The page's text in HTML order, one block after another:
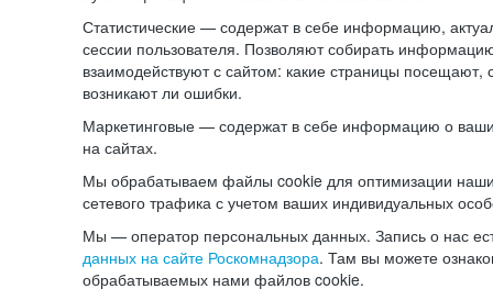
Статистические — содержат в себе информацию,
сессии пользователя. Позволяют собирать
взаимодействуют с сайтом: какие страницы посещают,
возникают ли ошибки.
Маркетинговые — содержат в себе информацию о
на сайтах.
Мы обрабатываем файлы cookie для оптимизации
сетевого трафика с учетом ваших индивидуальных
Мы — оператор персональных данных. Запись о нас
данных на сайте Роскомнадзора. Там вы можете
обрабатываемых нами файлов cookie.